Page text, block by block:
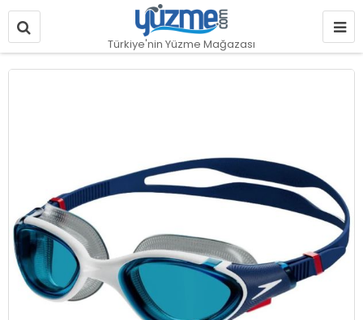
Türkiye'nin Yüzme Mağazası
Resim